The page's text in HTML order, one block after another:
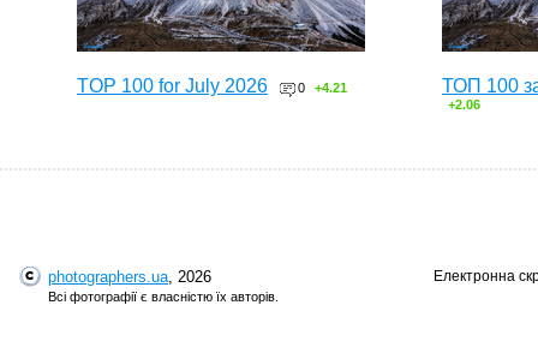
TOP 100 for July 2026 0 +4.21 ТОП 100
+2.06
photographers.ua, 2026
Всі фотографії є власністю їх авторів.
Електронна